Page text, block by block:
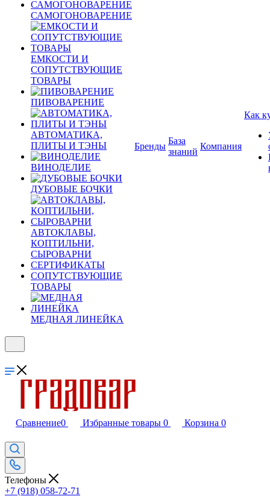
САМОГОНОВАРЕНИЕ
ЕМКОСТИ И
СОПУТСТВУЮЩИЕ
ТОВАРЫ
ПИВОВАРЕНИЕ
АВТОМАТИКА,
ПЛИТЫ И ТЭНЫ
ВИНОДЕЛИЕ
ДУБОВЫЕ БОЧКИ
АВТОКЛАВЫ,
КОПТИЛЬНИ,
СЫРОВАРНИ
СЕРТИФИКАТЫ
СОПУТСТВУЮЩИЕ
ТОВАРЫ
МЕДНАЯ ЛИНЕЙКА
Бренды
База
знаний
Компания
Как
Сравнение0 Избранные товары 0 Корзина 0
Телефоны
+7 (918) 058-72-71